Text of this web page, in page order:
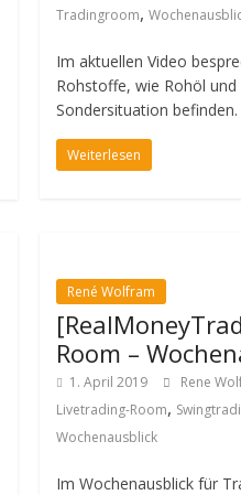
Tradingroom,
Im aktuellen Video
Rohstoffe, wie Rohöl
Sondersituation
Weiterlesen
René Wolfram
Room –
1. April 2019 Rene
Livetrading-Room,
Wochenausblick
Im Wochenausblick für